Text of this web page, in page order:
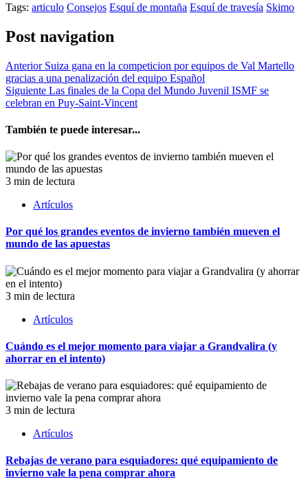
Tags: articulo Consejos Esquí de montaña Esquí de travesía Skimo
Post navigation
AnteriorSuiza gana en la competicion por equipos de Val Martello
gracias a una penalización del equipo Español
Siguiente Las finales de la Copa del Mundo Juvenil ISMF se
celebran en Puy-Saint-Vincent
También te puede interesar...
3 min de lectura
Artículos
Por qué los grandes eventos de invierno también mueven el
mundo de las apuestas
3 min de lectura
Artículos
Cuándo es el mejor momento para viajar a Grandvalira (y
ahorrar en el intento)
3 min de lectura
Artículos
Rebajas de verano para esquiadores: qué equipamiento de
invierno vale la pena comprar ahora